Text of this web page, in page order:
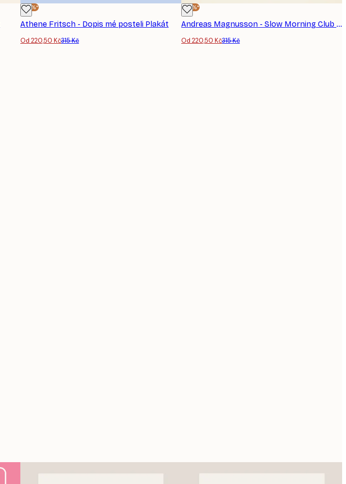
-30%*
Athene Fritsch - Dopis mé posteli Plakát
Od 220,50 Kč315 Kč
-30%*
Andreas Magnusson - Slow Morning Club Lenochod plakát
Od 220,50 Kč315 Kč